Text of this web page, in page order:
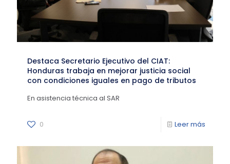
Destaca Secretario Ejecutivo del CIAT:
Honduras trabaja en mejorar justicia social
con condiciones iguales en pago de tributos
En asistencia técnica al SAR
0 Leer más